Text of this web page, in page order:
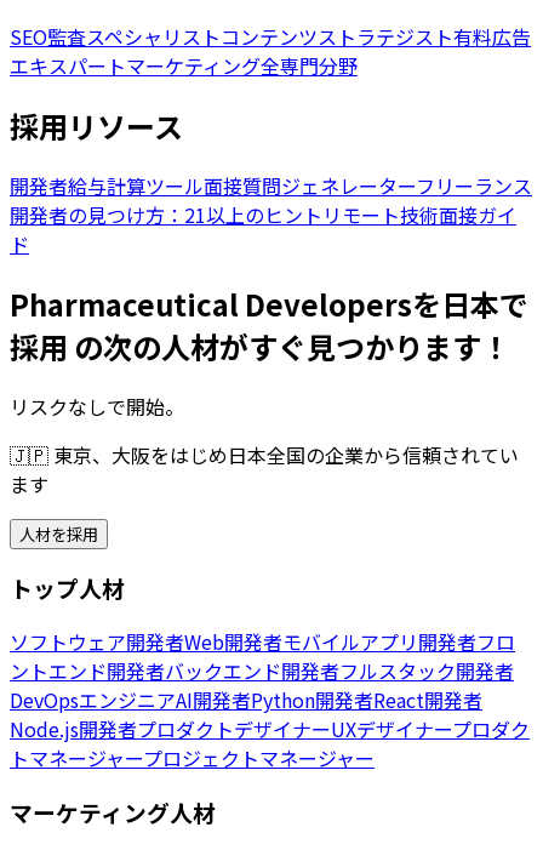
SEO監査スペシャリストコンテンツストラテジスト有料広告
エキスパートマーケティング全専門分野
採用リソース
開発者給与計算ツール面接質問ジェネレーターフリーランス
開発者の見つけ方：21以上のヒント リモート技術面接ガイ
ド
Pharmaceutical Developersを日本で
採用 の次の人材がすぐ見つかります！
リスクなしで開始。
🇯🇵 東京、大阪をはじめ日本全国の企業から信頼されてい
ます
人材を採用
トップ人材
ソフトウェア開発者Web開発者モバイルアプリ開発者フロ
ントエンド開発者バックエンド開発者フルスタック開発者
DevOpsエンジニアAI開発者Python開発者React開発者
Node.js開発者プロダクトデザイナーUXデザイナープロダク
トマネージャープロジェクトマネージャー
マーケティング人材